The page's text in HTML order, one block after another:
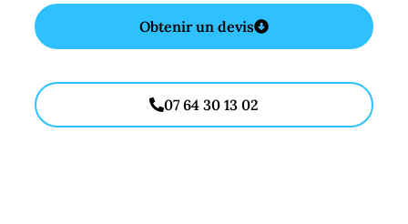
Obtenir un devis
07 64 30 13 02